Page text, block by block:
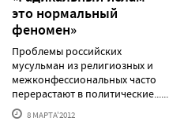
это нормальный
феномен»
Проблемы российских
мусульман из религиозных и
межконфессиональных часто
перерастают в политические......
8 МАРТА'2012